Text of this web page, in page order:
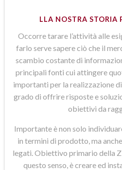
LLA NOSTRA STORIA
Occorre tarare l’attività alle
farlo serve sapere ciò che il
scambio costante di
principali fonti cui attingere
importanti per la realizzazione
grado di offrire risposte e
obiettivi da
Importante è non solo
in termini di prodotto, ma
legati. Obiettivo primario della
questo senso, è creare ed